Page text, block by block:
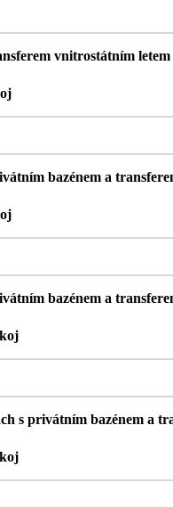
vnitrostátním letem
bazénem a
bazénem a
s privátním bazénem a